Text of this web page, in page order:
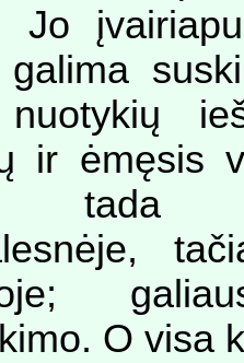
Jo
galima
ir ėmęsis
tada
O visa